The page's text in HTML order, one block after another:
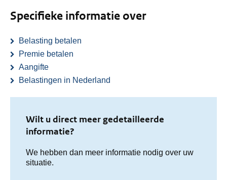
Specifieke informatie over
Belasting betalen
Premie betalen
Aangifte
Belastingen in Nederland
Wilt u direct meer gedetailleerde
informatie?
We hebben dan meer informatie nodig over uw
situatie.